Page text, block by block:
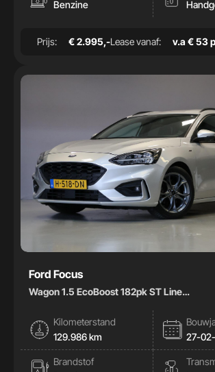
Benzine
Prijs: € 2.995,-Lease vanaf: v.a € 53
Ford Focus
Wagon 1.5 EcoBoost 182pk ST Line
Kilometerstand
129.986 km
27-
Brandstof